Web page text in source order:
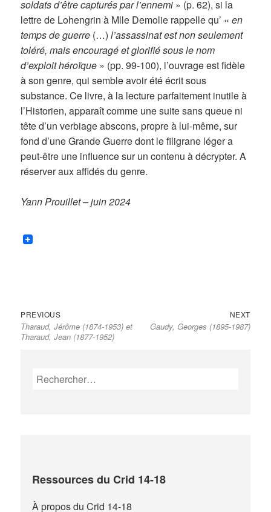
soldats d’être capturés par l’ennemi » (p. 62), si la
lettre de Lohengrin à Mlle Demolie rappelle qu’ «en
temps de guerre (…) l’assassinat est non seulement
toléré, mais encouragé et glorifié sous le nom
d’exploit héroïque » (pp. 99-100), l’ouvrage est fidèle
à son genre, qui semble avoir été écrit sous
substance. Ce livre, à la lecture parfaitement inutile à
l’Historien, apparaît comme une suite sans queue ni
tête d’un verbiage abscons, propre à lui-même, sur
fond d’une Grande Guerre dont le filigrane léger a
peut-être une influence sur un contenu à décrypter. A
réserver aux affidés du genre.
Yann Prouillet – juin 2024
Navigation
de
l’article
PREVIOUSPrevious
post:
Tharaud, Jérôme (1874-1953) et
Tharaud, Jean (1877-1952)
NEXTNext
post:
Gaudy, Georges (1895-1987)
Rechercher :
Ressources du Crid 14-18
À propos du Crid 14-18